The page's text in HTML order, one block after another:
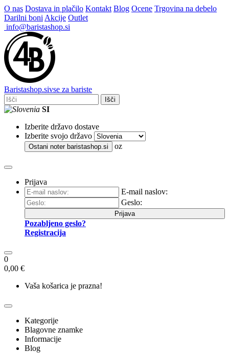
O nas Dostava in plačilo Kontakt Blog Ocene Trgovina na debelo
Darilni boni Akcije Outlet
info@baristashop.si
Baristashop.sivse za bariste
Išči
SI
Izberite državo dostave
Izberite svojo državo
Ostani noter baristashop.si oz
Prijava
E-mail naslov:
Geslo:
Prijava
Pozabljeno geslo?
Registracija
0
0,00 €
Vaša košarica je prazna!
Kategorije
Blagovne znamke
Informacije
Blog